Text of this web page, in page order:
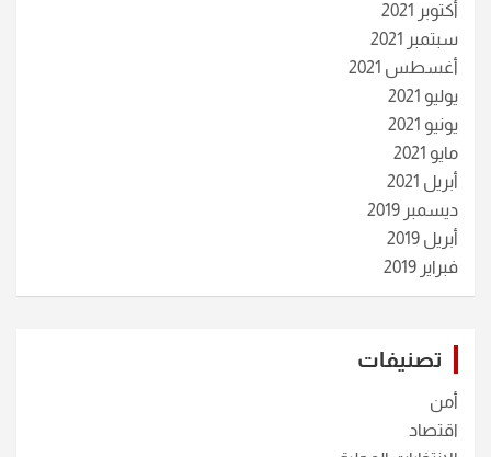
أكتوبر 2021
سبتمبر 2021
أغسطس 2021
يوليو 2021
يونيو 2021
مايو 2021
أبريل 2021
ديسمبر 2019
أبريل 2019
فبراير 2019
تصنيفات
أمن
اقتصاد